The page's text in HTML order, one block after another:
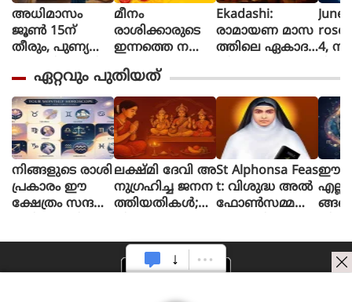
അധിമാസം
ജൂൺ 15ന്
തീരും, പുണ്യ
ഈ 5 കാര്യങ്ങൾ
ചെയ്യാൻ ഇ
നിയും വൈക
രുത്
മീനം
രാശിക്കാരുടെ
ഇന്നത്തെ നക്ഷ
ത്രഫലം
Ekadashi:
രാമായണ മാസ
ത്തിലെ ഏകാദ
ത്തിന്റെ ആ
ത്മീയ പ്രാധാന്യ
വുമെന്ത്?
June
4,
നെ?
ഏറ്റവും പുതിയത്
നിങ്ങളുടെ രാശി
പ്രകാരം ഈ
ക്ഷേത്രം സന്ദ
ലമാകും
ലക്ഷ്മി ദേവി അ
നുഗ്രഹിച്ച ജനന
ത്തിയതികള്‍;
St Alphonsa Feas
t: വിശുദ്ധ അൽ
ഫോൺസമ്മ
ഈ